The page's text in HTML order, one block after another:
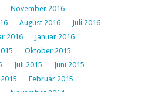
November 2016
August 2016
Juli 2016
2016
Januar 2016
Oktober 2015
Juli 2015
Juni 2015
Februar 2015